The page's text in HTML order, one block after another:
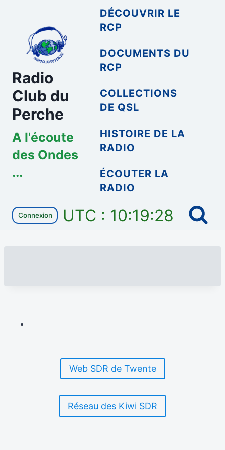
contenu
Radio
Club du
Perche
A l'écoute
des Ondes
...
DÉCOUVRIR LE
RCP
DOCUMENTS DU
RCP
COLLECTIONS
DE QSL
HISTOIRE DE LA
RADIO
ÉCOUTER LA
RADIO
Connexion UTC : 10:19:28
Web SDR de Twente
Réseau des Kiwi SDR